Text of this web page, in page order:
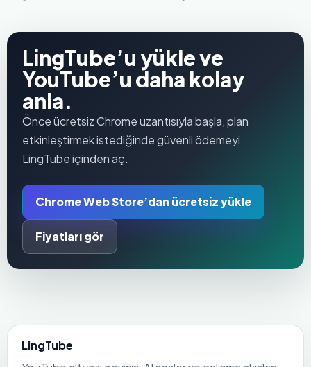
LingTube’u yükle ve
YouTube’u daha kolay
anla.
Önce ücretsiz Chrome uzantısıyla başla, plan
etkinleştirmek istediğinde güvenli ödemeyi
LingTube içinden aç.
Chrome Web Store’dan ücretsiz yükle
Fiyatları gör
LingTube